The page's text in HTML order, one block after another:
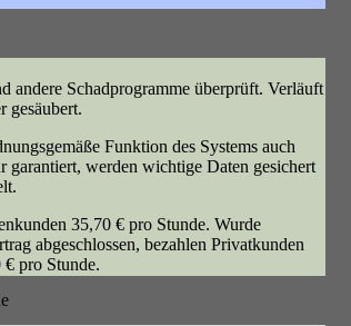
andere Schadprogramme überprüft. Verläuft
gesäubert.
Funktion des Systems auch
garantiert, werden wichtige Daten gesichert
35,70 € pro Stunde. Wurde
abgeschlossen, bezahlen Privatkunden
pro Stunde.